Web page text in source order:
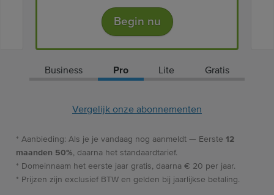
Begin nu
Business Pro Lite Gratis
Vergelijk onze abonnementen
* Aanbieding: Als je je vandaag nog aanmeldt — Eerste 12
maanden 50%, daarna het standaardtarief.
* Domeinnaam het eerste jaar gratis, daarna € 20 per jaar.
* Prijzen zijn exclusief BTW en gelden bij jaarlijkse betaling.